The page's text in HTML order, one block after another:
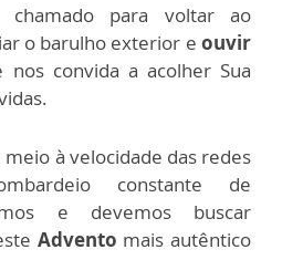
para voltar ao
o barulho exterior e ouvir
nos convida a acolher Sua
à velocidade das redes
constante de
e devemos buscar
Advento mais autêntico